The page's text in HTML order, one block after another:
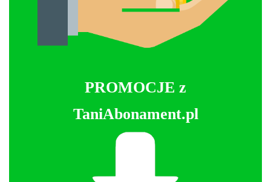
PROMOCJE z
TaniAbonament.pl